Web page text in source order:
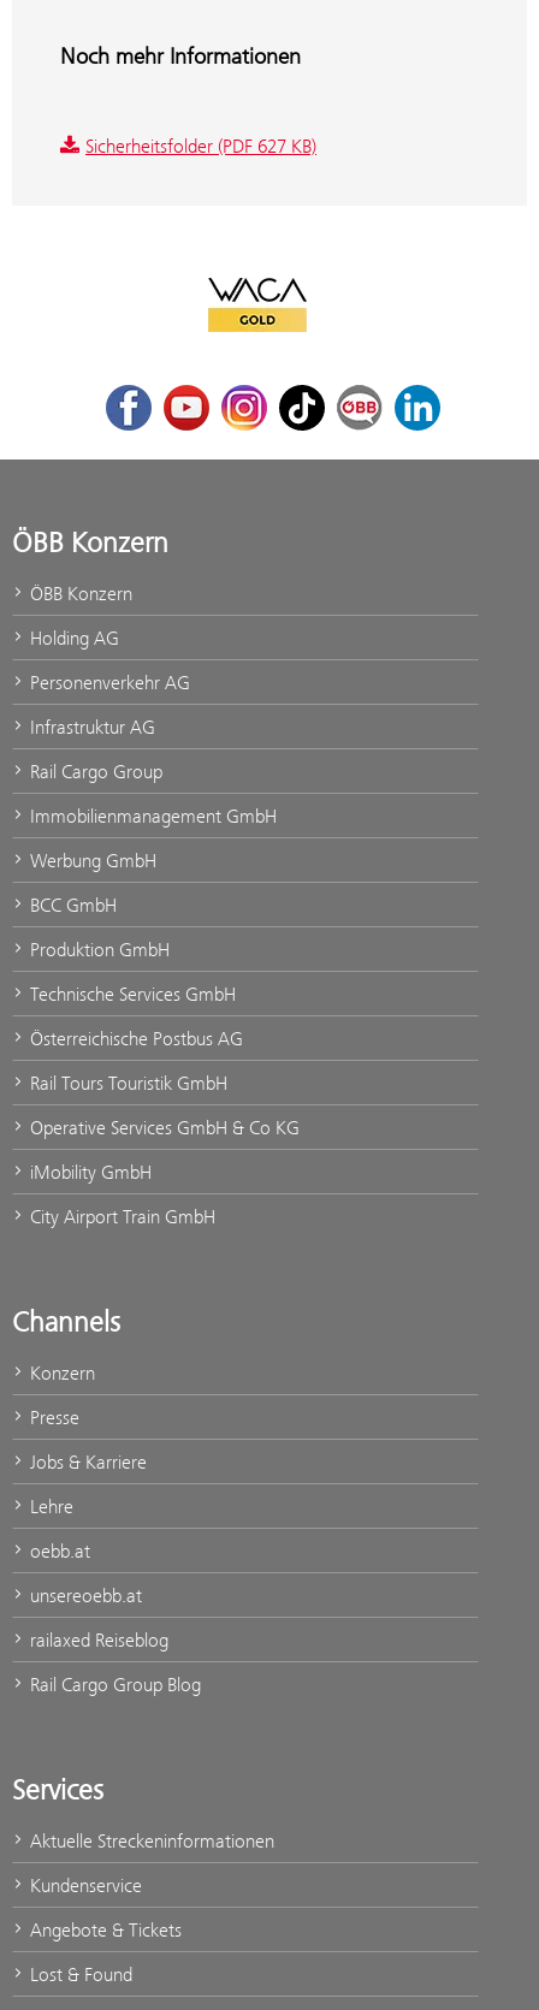
Noch mehr Informationen
Sicherheitsfolder (PDF 627 KB)
WACA Gold
FacebookYoutubeInstagram
TikTok ÖBB Corporate Blog
LinkedIn
ÖBB Konzern
ÖBB Konzern
Holding AG
Personenverkehr AG
Infrastruktur AG
Rail Cargo Group
Immobilienmanagement GmbH
Werbung GmbH
BCC GmbH
Produktion GmbH
Technische Services GmbH
Österreichische Postbus AG
Rail Tours Touristik GmbH
Operative Services GmbH & Co KG
iMobility GmbH
City Airport Train GmbH
Channels
Konzern
Presse
Jobs & Karriere
Lehre
oebb.at
unsereoebb.at
railaxed Reiseblog
Rail Cargo Group Blog
Services
Aktuelle Streckeninformationen
Kundenservice
Angebote & Tickets
Lost & Found